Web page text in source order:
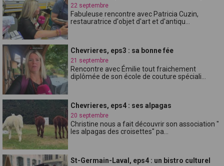
22 septembre
Fabuleuse rencontre avec Patricia Cuzin,
restauratrice d'objet d'art et d'antiqu...
Chevrieres, eps3 : sa bonne fée
21 septembre
Rencontre avec Émilie tout fraichement
diplômée de son école de couture spéciali...
Chevrieres, eps4 : ses alpagas
20 septembre
Christine nous a fait découvrir son association "
les alpagas des croisettes" pa...
St-Germain-Laval, eps4 : un bistro culturel